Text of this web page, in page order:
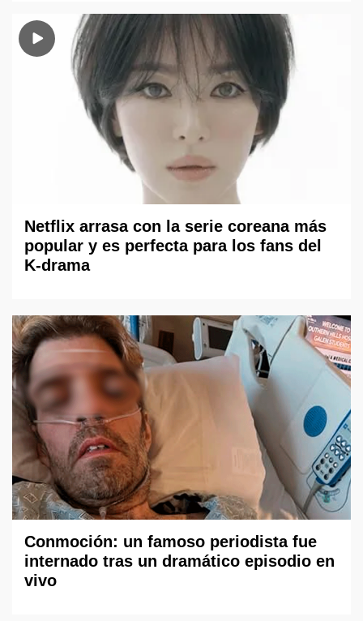
Netflix arrasa con la serie coreana más
popular y es perfecta para los fans del
K-drama
Conmoción: un famoso periodista fue
internado tras un dramático episodio en
vivo